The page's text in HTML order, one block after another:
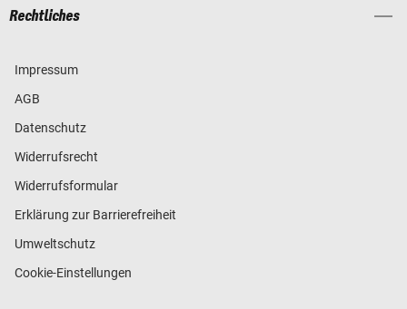
Rechtliches
Impressum
AGB
Datenschutz
Widerrufsrecht
Widerrufsformular
Erklärung zur Barrierefreiheit
Umweltschutz
Cookie-Einstellungen